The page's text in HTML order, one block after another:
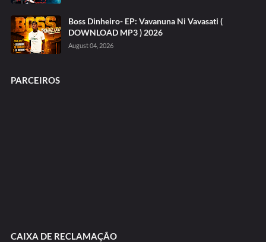
Boss Dinheiro- EP: Vavanuna Ni Vavasati (
DOWNLOAD MP3 ) 2026
August 04, 2026
PARCEIROS
CAIXA DE RECLAMAÇÃO